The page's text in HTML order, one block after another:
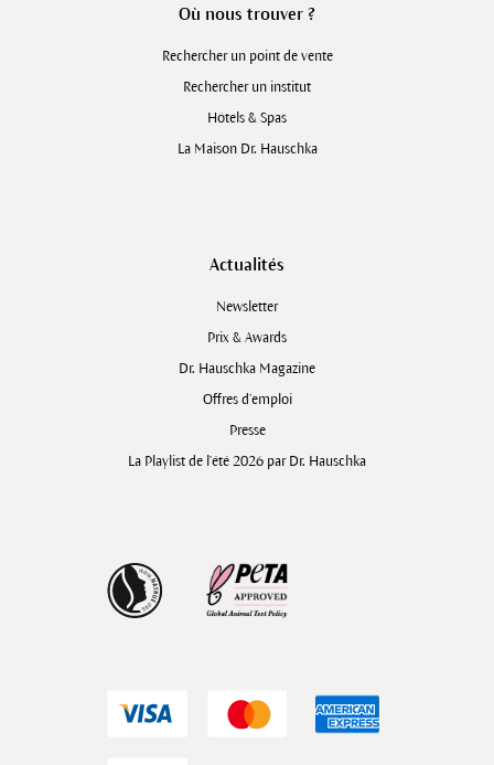
Où nous trouver ?
Rechercher un point de vente
Rechercher un institut
Hôtels & Spas
La Maison Dr. Hauschka
Actualités
Newsletter
Prix & Awards
Dr. Hauschka Magazine
Offres d’emploi
Presse
La Playlist de l'été 2026 par Dr. Hauschka